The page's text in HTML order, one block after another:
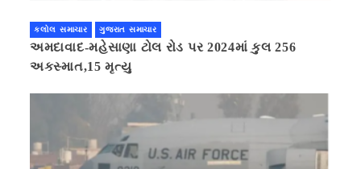
કલોલ સમાચાર ગુજરાત સમાચાર
અમદાવાદ-મહેસાણા ટોલ રોડ પર 2024માં કુલ 256
અકસ્માત,15 મૃત્યુ